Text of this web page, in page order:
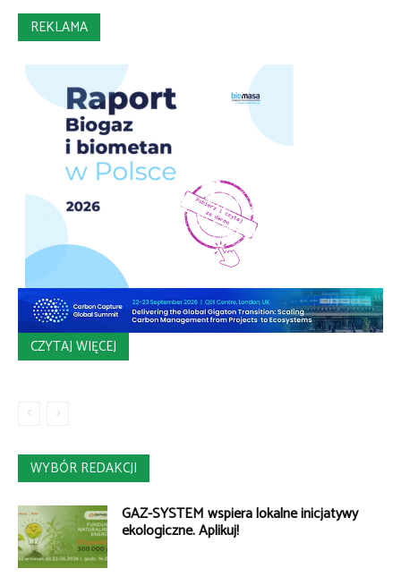
REKLAMA
CZYTAJ WIĘCEJ
WYBÓR REDAKCJI
GAZ-SYSTEM wspiera lokalne inicjatywy
ekologiczne. Aplikuj!